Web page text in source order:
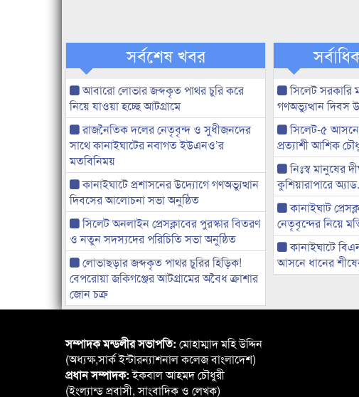
সর্বশেষ খবর
আবারো লোভার জব্দকৃত পাথর চুরি করে
নিয়ে যাওয়া হচ্ছে আটগ্রামে
রাজনৈতিক দলের নেতৃবৃন্দ ও সুধীজনদের
সাথে কানাইঘাটের নবাগত ইউএনও’র
মতবিনিময়
কানাইঘাটে প্রশাসনের উদ্যোগে গণঅভ্যুত্থান
দিবসের আলোচনা সভা অনুষ্ঠিত
সিলেট অনলাইন প্রেসক্লাবের পুরস্কার বিতরণ
ও নতুন সদস্যদের পরিচিতি সভা অনুষ্ঠিত
লোভাছড়ার জব্দকৃত পাথর চুরির হিড়িক!
বেপরোয়া জকিগঞ্জের আটগ্রামের অবৈধ ক্রাশার
জোন চক্র
সিলেট
গণঅভ্যুত্থান
সিলেট-৫
প্রত্যাশী আশিক
নিঃস্ব মানুষের
কুশিয়ারাপারে
কানাইঘাট
নেতৃবৃন্দের নিয়ে
কানাইঘাটে
আসনে ধানের শীষের
সম্পাদক মন্ডলীর সভাপতি: মোহাম্মাদ মহি উদ্দিন
(অধ্যক্ষ,সার্ক ইন্টারন্যাশনাল কলেজ বাংলাদেশ)
প্রধান সম্পাদক:ইকবাল আহমদ চৌধুরী
(ইংল্যান্ড প্রবাসী, সাংবাদিক ও লেখক)